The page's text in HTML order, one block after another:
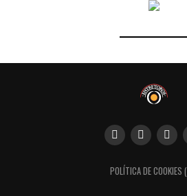
POLÍTICA DE COOKIES